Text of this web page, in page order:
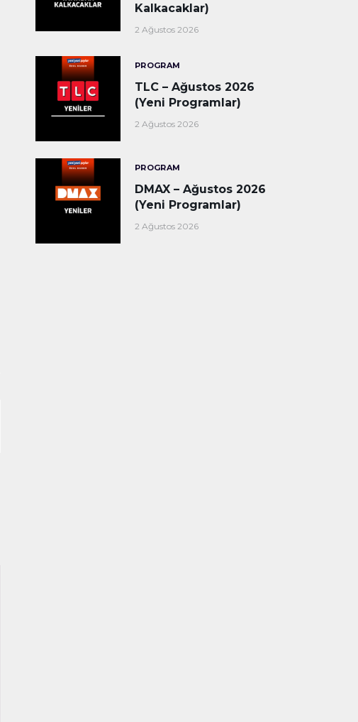
Kalkacaklar)
2 Ağustos 2026
PROGRAM
TLC – Ağustos 2026
(Yeni Programlar)
2 Ağustos 2026
PROGRAM
DMAX – Ağustos 2026
(Yeni Programlar)
2 Ağustos 2026